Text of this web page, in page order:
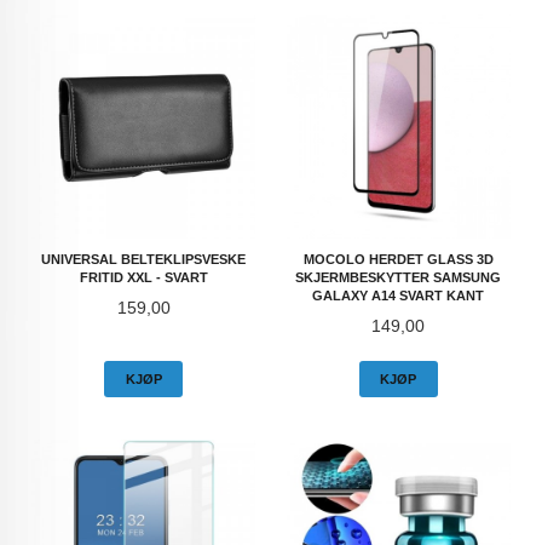
UNIVERSAL BELTEKLIPSVESKE
FRITID XXL - SVART
Pris
159,00
KJØP
MOCOLO HERDET GLASS 3D
SKJERMBESKYTTER SAMSUNG
GALAXY A14 SVART KANT
Pris
149,00
KJØP